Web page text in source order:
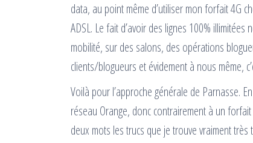
data, au point même d’utiliser mon forfait 4G
ADSL. Le fait d’avoir des lignes 100%
mobilité, sur des salons, des opérations
clients/blogueurs et évidement à nous même,
Voilà pour l’approche générale de Parnasse.
réseau Orange, donc contrairement à un
deux mots les trucs que je trouve vraiment